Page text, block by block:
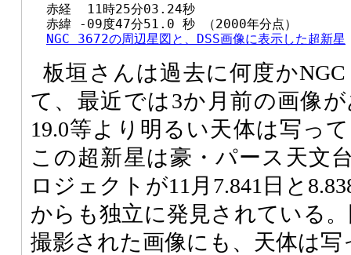
  赤経  11時25分03.24秒
  赤緯 -09度47分51.0 秒 （2000年分点）
NGC 3672の周辺星図と、DSS画像に表示した超新星
板垣さんは過去に何度か
て、最近では3か月前の画像
19.0等より明るい天体は写っ
この超新星は豪・パース天文
ロジェクトが11月7.841日と
からも独立に発見されている
撮影された画像にも、天体は